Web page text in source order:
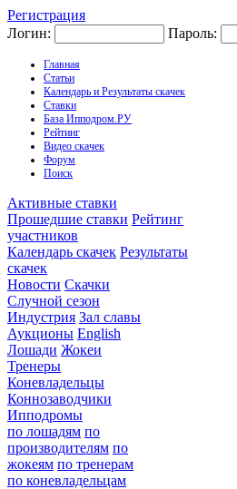
Регистрация
Логин:
Пароль:
Главная
Статьи
Календарь и Результаты скачек
Ставки
База Ипподром.РУ
Рейтинг
Видео скачек
Форум
Поиск
Активные ставки
Прошедшие ставки Рейтинг
участников
Календарь скачек Результаты
скачек
Новости Скачки
Случной сезон
Индустрия Зал славы
Аукционы English
Лошади Жокеи
Тренеры
Коневладельцы
Коннозаводчики
Ипподромы
по лошадям по
производителям по
жокеям по тренерам
по коневладельцам